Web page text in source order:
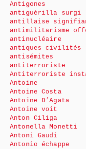
Antigones
antiguérilla surgi
antillaise
antimilitarisme
antinucléaire
antiques civilités
antisémites
antiterroriste
Antiterroriste
Antoine
Antoine Costa
Antoine D’Agata
Antoine voit
Anton Ciliga
Antonella Monetti
Antoni Gaudi
Antonio échappe